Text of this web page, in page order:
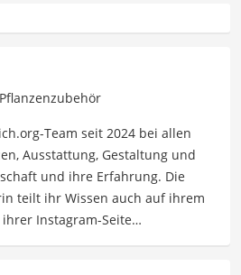
Team seit 2024 bei allen
Ausstattung, Gestaltung und
und ihre Erfahrung. Die
teilt ihr Wissen auch auf ihrem
Instagram-Seite